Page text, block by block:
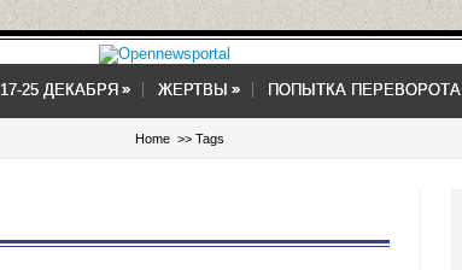
17-25 ДЕКАБРЯ »
» ЖЕРТВЫ »
» ПОПЫТКА ПЕРЕВОРОТА
Home >> Tags